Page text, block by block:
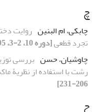
چ
چابکی، ام البنین
تجرد قطعی[دوره 10، 2-3، 1395، صفحه 102-123]
چاوشیان، حسن بررسی
رشت با استفاده از نظریۀ
206-231]
ح